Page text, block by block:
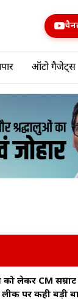
ऑटो गैजेट्स
लेकर CM सम्राट
पेपर लीक पर कही बड़ी